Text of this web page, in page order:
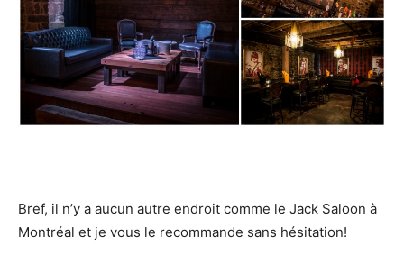
Bref, il n’y a aucun autre endroit comme le Jack Saloon à
Montréal et je vous le recommande sans hésitation!